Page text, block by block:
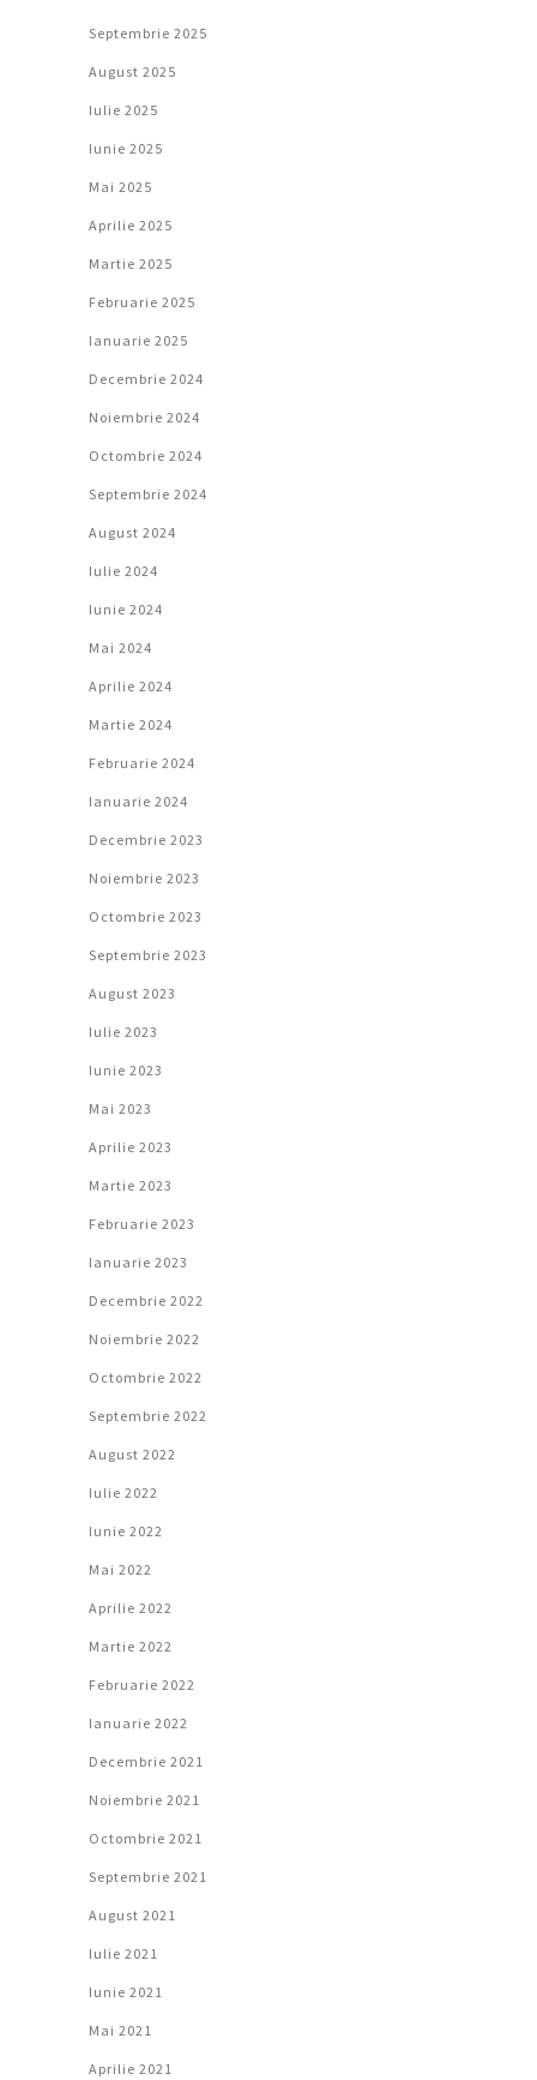
Septembrie 2025
August 2025
Iulie 2025
Iunie 2025
Mai 2025
Aprilie 2025
Martie 2025
Februarie 2025
Ianuarie 2025
Decembrie 2024
Noiembrie 2024
Octombrie 2024
Septembrie 2024
August 2024
Iulie 2024
Iunie 2024
Mai 2024
Aprilie 2024
Martie 2024
Februarie 2024
Ianuarie 2024
Decembrie 2023
Noiembrie 2023
Octombrie 2023
Septembrie 2023
August 2023
Iulie 2023
Iunie 2023
Mai 2023
Aprilie 2023
Martie 2023
Februarie 2023
Ianuarie 2023
Decembrie 2022
Noiembrie 2022
Octombrie 2022
Septembrie 2022
August 2022
Iulie 2022
Iunie 2022
Mai 2022
Aprilie 2022
Martie 2022
Februarie 2022
Ianuarie 2022
Decembrie 2021
Noiembrie 2021
Octombrie 2021
Septembrie 2021
August 2021
Iulie 2021
Iunie 2021
Mai 2021
Aprilie 2021